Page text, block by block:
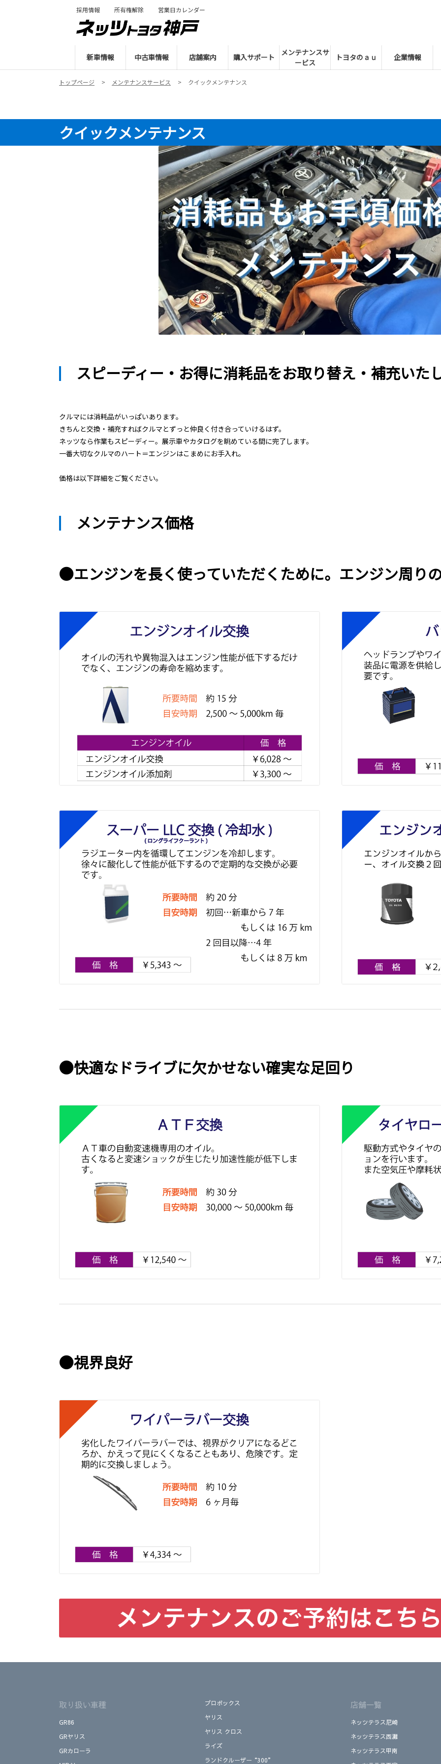
新車情報 中古車情報 店舗案内 購入サポート
メンテナンスサ
ービス
トヨタのａｕ 企業情報
採用情報 所有権解除 営業日カレンダー
トップページ メンテナンスサービス クイックメンテナンス
クイックメンテナンス
スピーディー・お得に消耗品をお取り替え・補充いた
クルマには消耗品がいっぱいあります。
きちんと交換・補充すればクルマとずっと仲良く付き合っていけるはず。
ネッツなら作業もスピーディー。展示車やカタログを眺めている間に完了します。
一番大切なクルマのハート＝エンジンはこまめにお手入れ。
価格は以下詳細をご覧ください。
メンテナンス価格
●エンジンを長く使っていただくために。エンジン周り
●快適なドライブに欠かせない確実な足回り
●視界良好
取り扱い車種
GR86
GRヤリス
GRカローラ
プロボックス
ヤリス
ヤリス クロス
ライズ
ランドクルーザー“300”
店舗一覧
ネッツテラス尼崎
ネッツテラス西灘
ネッツテラス甲南